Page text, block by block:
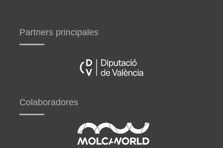
Partners principales
Colaboradores